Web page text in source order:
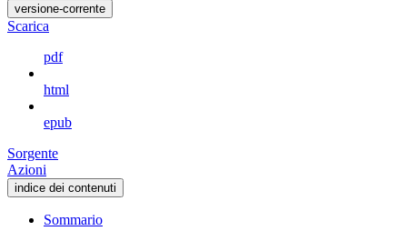
versione-corrente
Scarica
pdf
html
epub
Sorgente
Azioni
indice dei contenuti
Sommario